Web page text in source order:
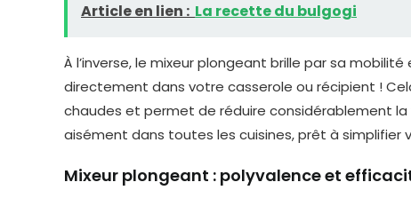
Article en lien : La recette du bulgogi
À l’inverse, le mixeur plongeant brille par sa
directement dans votre casserole ou récipient !
chaudes et permet de réduire considérablement
aisément dans toutes les cuisines, prêt à simplifier
Mixeur plongeant : polyvalence et